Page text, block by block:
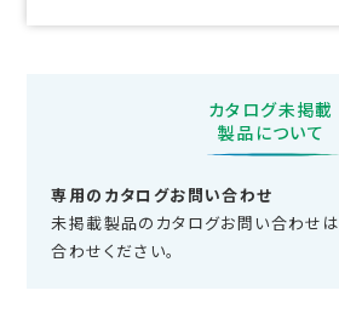
カタログ未掲載
製品について
専用のカタログお問い合わせ
未掲載製品のカタログお問い合わせは
合わせください。